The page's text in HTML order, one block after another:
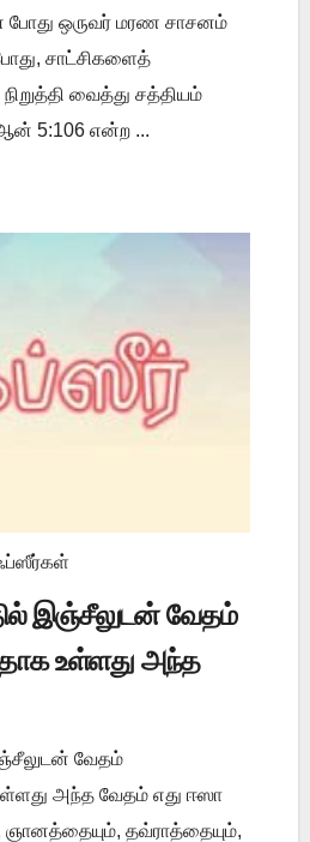
போது ஒருவர் மரண சாசனம்
சாட்சிகளைத்
வைத்து சத்தியம்
5:106 என்ற ...
இஞ்சீலுடன் வேதம்
உள்ளது அந்த
வேதம்
அந்த வேதம் எது ஈஸா
ஞானத்தையும், தவ்ராத்தையும்,